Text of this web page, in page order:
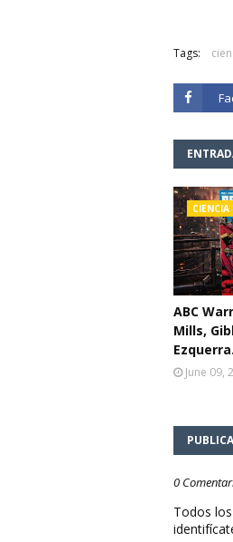
Tags:
ABC
Mills,
June 09,
0
Todos